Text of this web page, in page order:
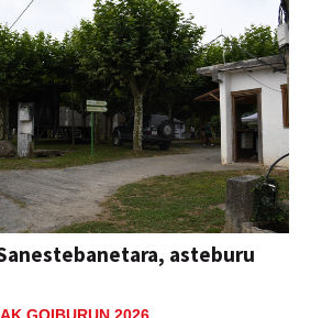
asteburu
GOIBURUN 2026